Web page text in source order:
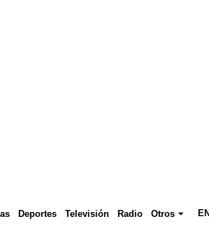
Deportes Televisión Radio Otros